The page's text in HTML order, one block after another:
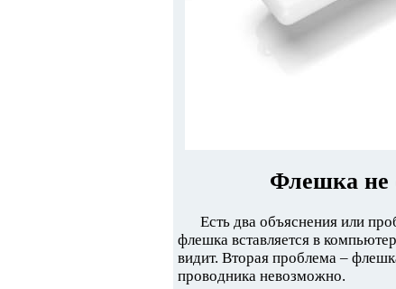
Флешка не
Есть два объяснения или
флешка вставляется в
видит. Вторая проблема –
проводника невозможно.